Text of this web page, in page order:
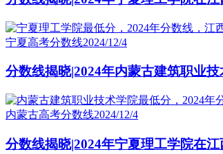
宁夏高考分数线2024/12/4
分数线揭晓|2024年内蒙古建筑职业
内蒙古高考分数线2024/12/4
分数线揭晓|2024年宁夏理工学院在